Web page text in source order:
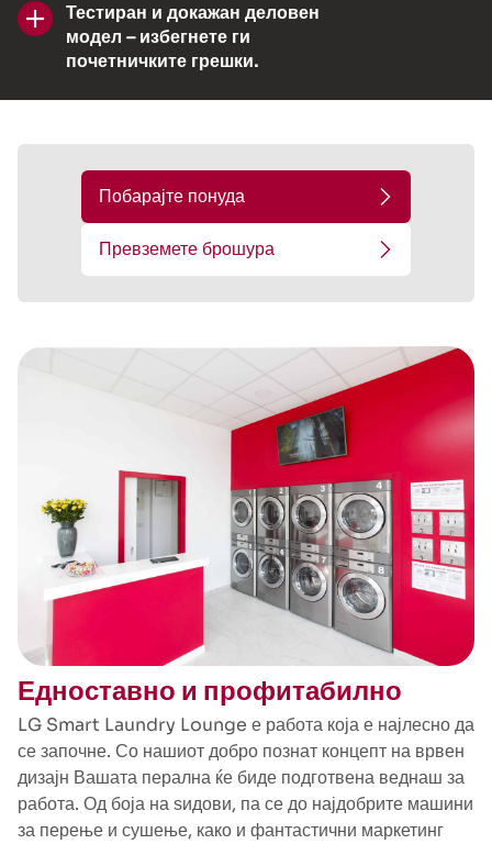
Тестиран и докажан деловен
модел – избегнете ги
почетничките грешки.
Побарајте понуда
Превземете брошура
Едноставно и профитабилно
LG Smart Laundry Lounge е работа која е најлесно да
се започне. Со нашиот добро познат концепт на врвен
дизајн Вашата перална ќе биде подготвена веднаш за
работа. Од боја на ѕидови, па се до најдобрите машини
за перење и сушење, како и фантастични маркетинг